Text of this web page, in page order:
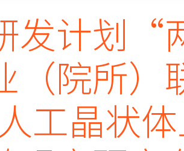
发计划“
院所）
工晶状